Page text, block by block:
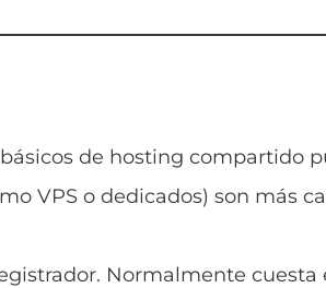
de hosting compartido
VPS o dedicados) son más
Normalmente